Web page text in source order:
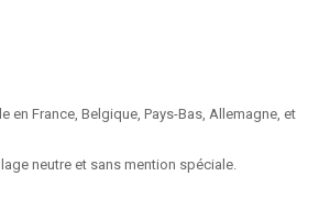
en France, Belgique, Pays-Bas, Allemagne, et
neutre et sans mention spéciale.